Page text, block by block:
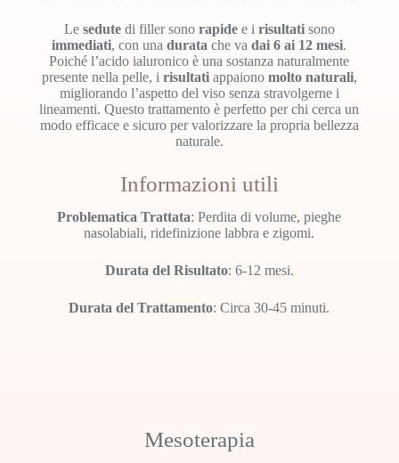
Le sedute di filler sonorapide e i risultati sono
immediati, con unadurata che vadai 6 ai 12 mesi.
Poiché l’acido ialuronico è una sostanza naturalmente
presente nella pelle, i risultati appaionomolto naturali,
migliorando l’aspetto del viso senza stravolgerne i
lineamenti. Questo trattamento è perfetto per chi cerca un
modo efficace e sicuro per valorizzare la propria bellezza
naturale.
Informazioni utili
Problematica Trattata: Perdita di volume, pieghe
nasolabiali, ridefinizione labbra e zigomi.
Durata del Risultato: 6-12 mesi.
Durata del Trattamento: Circa 30-45 minuti.
Mesoterapia